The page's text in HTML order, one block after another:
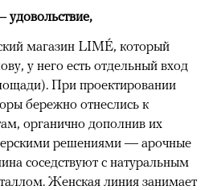
магазин LIMÉ, который
у него есть отдельный вход
При проектировании
бережно отнеслись к
органично дополнив их
решениями — арочные
соседствуют с натуральным
Женская линия занимает